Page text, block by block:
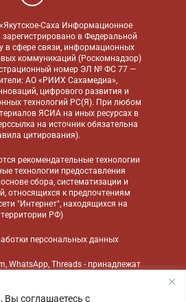
Вы соглашаетесь с
Саха Информационное
в Федеральной
в сфере связи, информационных
коммуникаций (Роскомнадзор)
номер ЭЛ № ФС 77 —
АО «РИИХ Сахамедиа»,
цифрового развития и
технологий РС(Я). При любом
ЯСИА на иных ресурсах в
на источник обязательна
цитирования).
рекомендательные технологии
технологии предоставления
сбора, систематизации и
относящихся к предпочтениям
"Интернет", находящихся на
территории РФ)
персональных данных
WhatsApp, Threads - принадлежат